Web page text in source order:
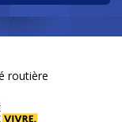
routière